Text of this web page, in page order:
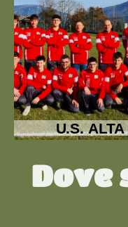
U.S. ALTA
Dove